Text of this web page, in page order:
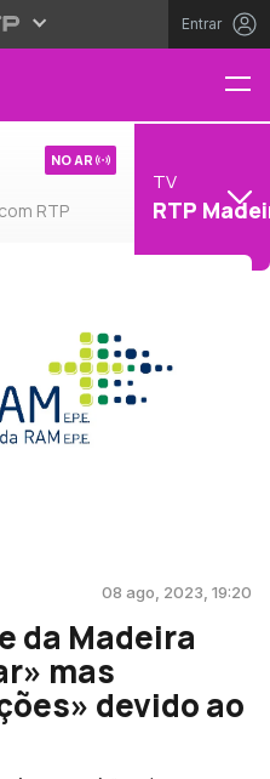
Entrar
RTP
NO AR
TV
RTP
08 ago, 2023, 19:20
da Madeira
mas
devido ao